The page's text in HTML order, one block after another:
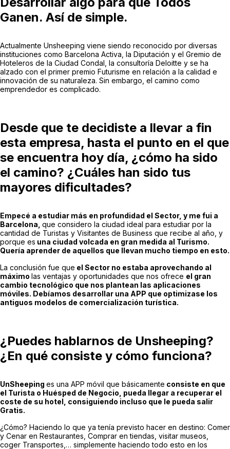
Ganen. Así de simple.
Actualmente Unsheeping viene siendo reconocido por diversas
instituciones como Barcelona Activa, la Diputación y el Gremio de
Hoteleros de la Ciudad Condal, la consultoría Deloitte y se ha
alzado con el primer premio Futurisme en relación a la calidad e
innovación de su naturaleza. Sin embargo, el camino como
emprendedor es complicado.
Desde que te decidiste a llevar a fin
esta empresa, hasta el punto en el que
se encuentra hoy día, ¿cómo ha sido
el camino? ¿Cuáles han sido tus
mayores dificultades?
Empecé a estudiar más en profundidad el Sector, y me fui a
Barcelona, que considero la ciudad ideal para estudiar por la
cantidad de Turistas y Visitantes de Business que recibe al año, y
porque es una ciudad volcada en gran medida al Turismo.
Quería aprender de aquellos que llevan mucho tiempo en esto.
La conclusión fue que el Sector no estaba aprovechando al
máximo las ventajas y oportunidades que nos ofrece el gran
cambio tecnológico que nos plantean las aplicaciones
móviles. Debíamos desarrollar una APP que optimizase los
antiguos modelos de comercialización turística.
¿Puedes hablarnos de Unsheeping?
¿En qué consiste y cómo funciona?
UnSheeping es una APP móvil que básicamente consiste en que
el Turista o Huésped de Negocio, pueda llegar a recuperar el
coste de su hotel, consiguiendo incluso que le pueda salir
Gratis.
¿Cómo? Haciendo lo que ya tenía previsto hacer en destino: Comer
y Cenar en Restaurantes, Comprar en tiendas, visitar museos,
coger Transportes,… simplemente haciendo todo esto en los